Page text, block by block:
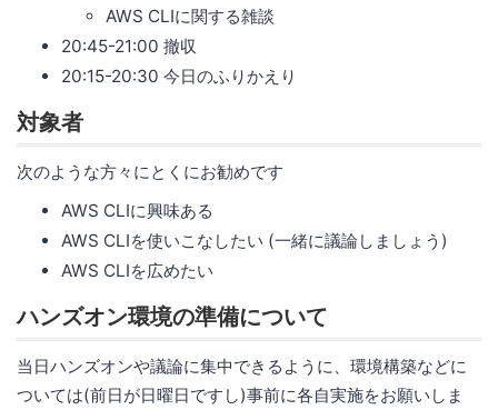
AWS CLIに関する雑談
20:45-21:00 撤収
20:15-20:30 今日のふりかえり
対象者
次のような方々にとくにお勧めです
AWS CLIに興味ある
AWS CLIを使いこなしたい (一緒に議論しましょう)
AWS CLIを広めたい
ハンズオン環境の準備について
当日ハンズオンや議論に集中できるように、環境構築などに
ついては(前日が日曜日ですし)事前に各自実施をお願いしま